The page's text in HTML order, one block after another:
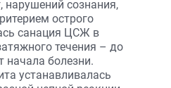
нарушений сознания,
острого
санация ЦСЖ в
течения – до
начала болезни.
устанавливалась